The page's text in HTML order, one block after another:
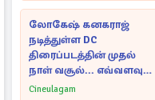
லோகேஷ் கனகராஜ்
நடித்துள்ள DC
திரைப்படத்தின் முதல்
நாள் வசூல்... எவ்வளவு
தெரியுமா?
Cineulagam